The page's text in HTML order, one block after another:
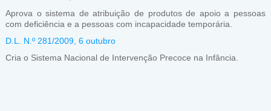
Aprova o sistema de atribuição de produtos de apoio a pessoas
com deficiência e a pessoas com incapacidade temporária.
D.L. N.º 281/2009, 6 outubro
Cria o Sistema Nacional de Intervenção Precoce na Infância.